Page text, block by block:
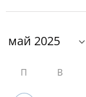
П В